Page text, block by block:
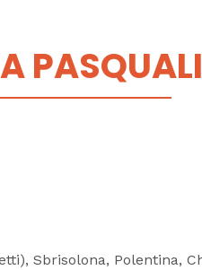
Sbrisolona, Polentina,